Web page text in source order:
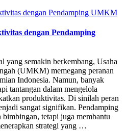
dengan Pendamping
yang semakin berkembang, Usaha
(UMKM) memegang peranan
Indonesia. Namun, banyak
tantangan dalam mengelola
produktivitas. Di sinilah peran
sangat signifikan. Pendamping
tetapi juga membantu
strategi yang …